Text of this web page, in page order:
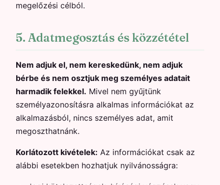
megelőzési célból.
5. Adatmegosztás és közzététel
Nem adjuk el, nem kereskedünk, nem adjuk
bérbe és nem osztjuk meg személyes adatait
harmadik felekkel. Mivel nem gyűjtünk
személyazonosításra alkalmas információkat az
alkalmazásból, nincs személyes adat, amit
megoszthatnánk.
Korlátozott kivételek: Az információkat csak az
alábbi esetekben hozhatjuk nyilvánosságra: